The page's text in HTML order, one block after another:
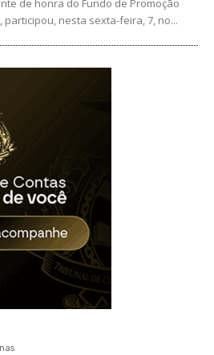
de honra do Fundo de Promoção
participou, nesta sexta-feira, 7, no...